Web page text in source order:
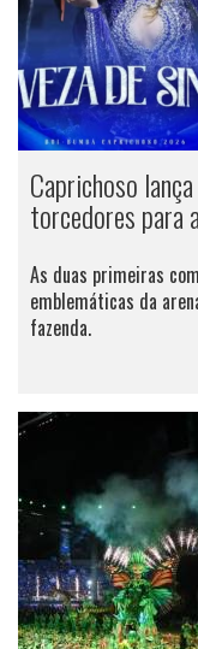
Caprichoso
torcedores para
As duas primeiras
emblemáticas da
fazenda.